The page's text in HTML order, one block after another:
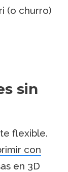
(o churro)
sin
flexible.
con
en 3D